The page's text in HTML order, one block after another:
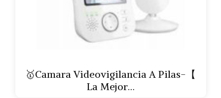
🥇Camara Videovigilancia A Pilas-【
La Mejor…